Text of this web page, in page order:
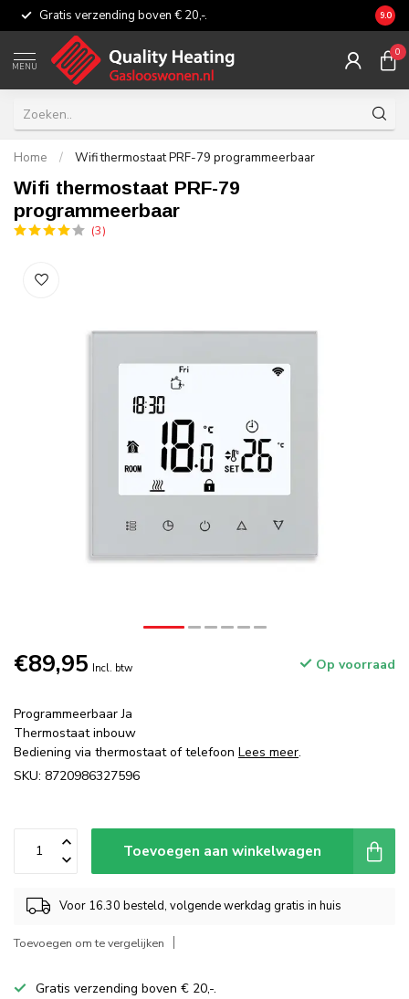
Gratis verzending boven € 20,-. 9.0
MENU
0
Home / Wifi thermostaat PRF-79 programmeerbaar
Wifi thermostaat PRF-79
programmeerbaar
(3)
€89,95 Incl. btw Op voorraad
Programmeerbaar Ja
Thermostaat inbouw
Bediening via thermostaat of telefoon Lees meer.
SKU: 8720986327596
Toevoegen aan winkelwagen
Voor 16.30 besteld, volgende werkdag gratis in huis
Toevoegen om te vergelijken
Gratis verzending boven € 20,-.